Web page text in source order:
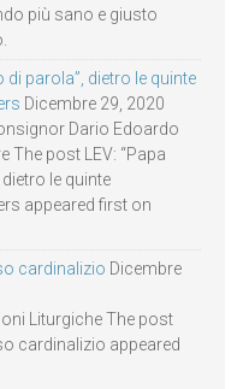
più sano e giusto
di parola”, dietro le quinte
Dicembre 29, 2020
Dario Edoardo
The post LEV: “Papa
le quinte
appeared first on
cardinalizio Dicembre
Liturgiche The post
cardinalizio appeared